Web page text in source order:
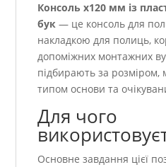
Консоль х120 мм із
бук — це консоль для
накладкою для полиць,
допоміжних монтажних
підбирають за розміром,
типом основи та
Для чого
Основне завдання цієї